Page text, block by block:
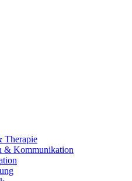
Therapie
& Kommunikation